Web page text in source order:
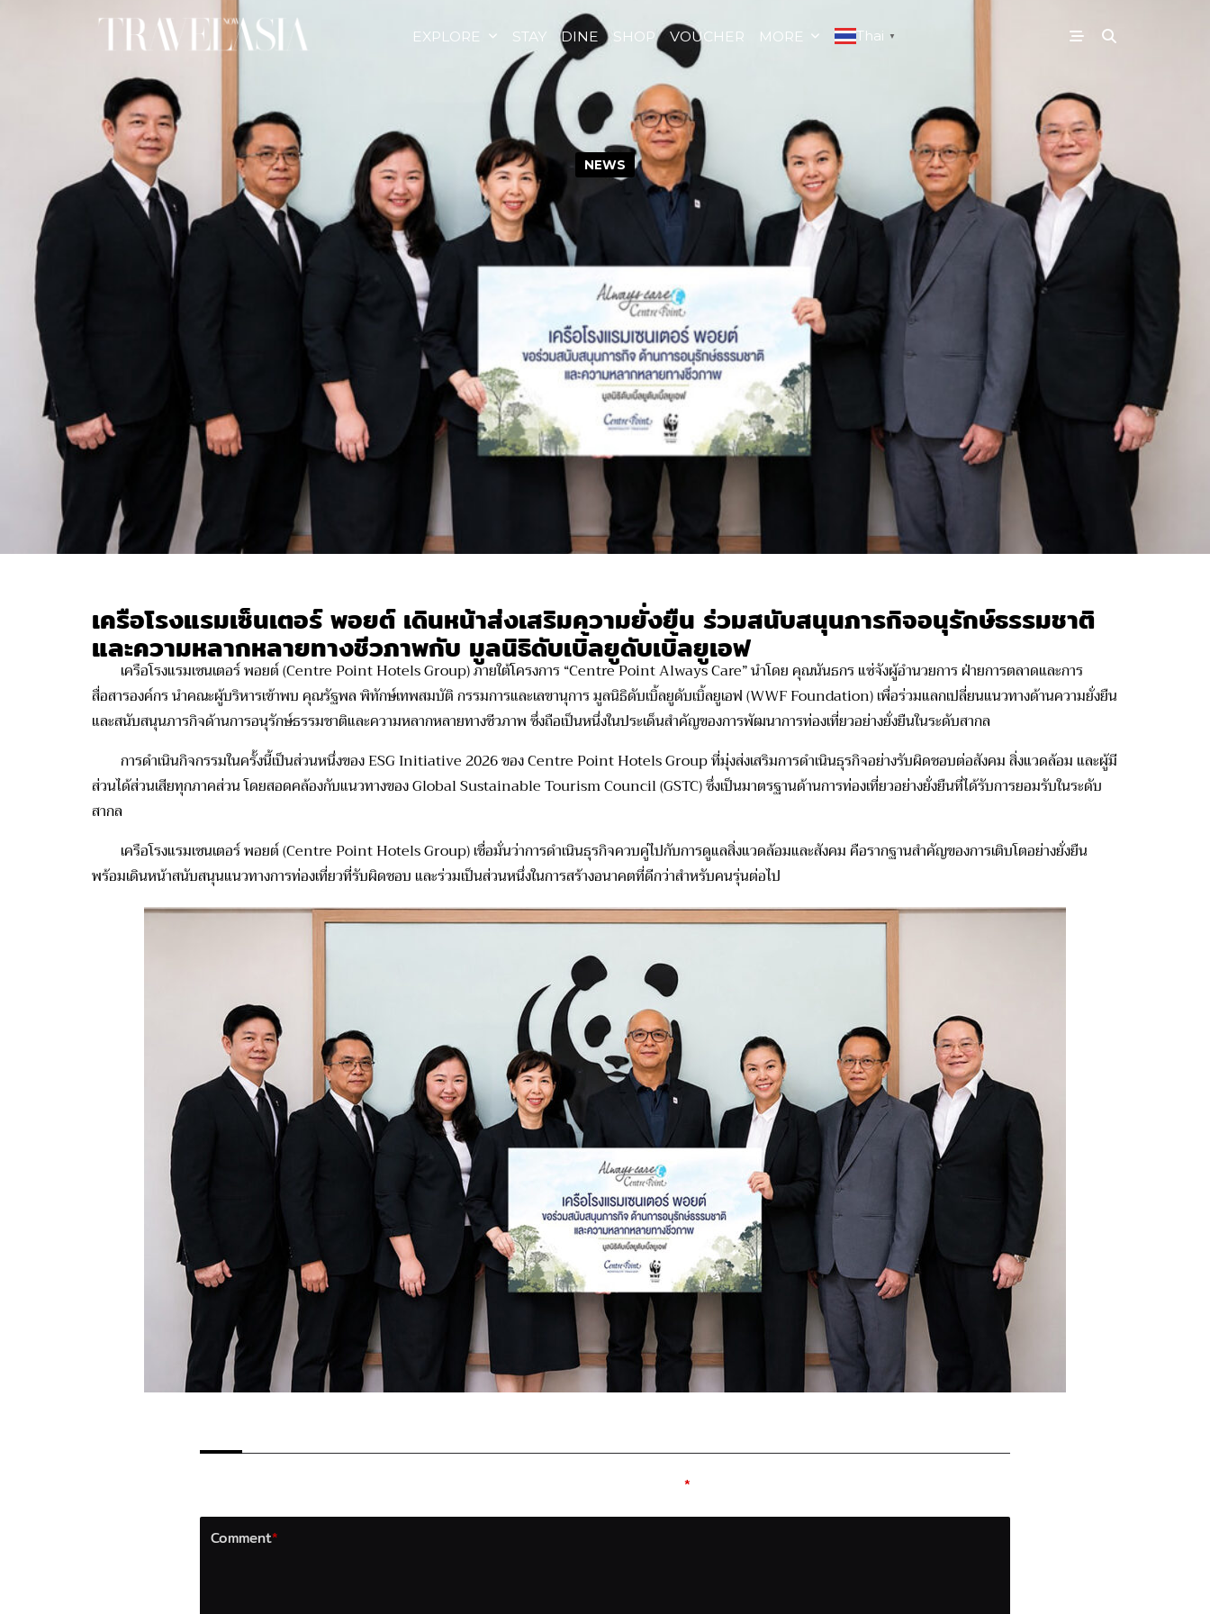
EXPLORE STAY DINE SHOP VOUCHER MORE Thai ▼
NEWS
เครือโรงแรมเซ็นเตอร์ พอยต์ เดินหน้าส่งเสริมความยั่งยืน ร่วมสนับสนุนภารกิจอนุรักษ์ธรรมชาติ
และความหลากหลายทางชีวภาพกับ มูลนิธิดับเบิ้ลยูดับเบิ้ลยูเอฟ
เครือโรงแรมเซนเตอร์ พอยต์(Centre Point Hotels Group)ภายใต้โครงการ “Centre Point Always Care”นำโดย คุณนันธกร แซ่จังผู้อำนวยการ ฝ่ายการตลาดและการ
สื่อสารองค์กรนำคณะผู้บริหารเข้าพบ คุณรัฐพล พิทักษ์เทพสมบัติกรรมการและเลขานุการมูลนิธิดับเบิ้ลยูดับเบิ้ลยูเอฟ(WWFFoundation)เพื่อร่วมแลกเปลี่ยนแนวทางด้านความยั่งยืน
และสนับสนุนภารกิจด้านการอนุรักษ์ธรรมชาติและความหลากหลายทางชีวภาพ ซึ่งถือเป็นหนึ่งในประเด็นสำคัญของการพัฒนาการท่องเที่ยวอย่างยั่งยืนในระดับสากล
การดำเนินกิจกรรมในครั้งนี้เป็นส่วนหนึ่งของESG Initiative 2026ของCentre Point Hotels Groupที่มุ่งส่งเสริมการดำเนินธุรกิจอย่างรับผิดชอบต่อสังคม สิ่งแวดล้อม และผู้มี
ส่วนได้ส่วนเสียทุกภาคส่วน โดยสอดคล้องกับแนวทางของGlobal Sustainable Tourism Council (GSTC)ซึ่งเป็นมาตรฐานด้านการท่องเที่ยวอย่างยั่งยืนที่ได้รับการยอมรับในระดับ
สากล
เครือโรงแรมเซนเตอร์ พอยต์(Centre Point Hotels Group)เชื่อมั่นว่าการดำเนินธุรกิจควบคู่ไปกับการดูแลสิ่งแวดล้อมและสังคม คือรากฐานสำคัญของการเติบโตอย่างยั่งยืน
พร้อมเดินหน้าสนับสนุนแนวทางการท่องเที่ยวที่รับผิดชอบ และร่วมเป็นส่วนหนึ่งในการสร้างอนาคตที่ดีกว่าสำหรับคนรุ่นต่อไป
*
Comment*